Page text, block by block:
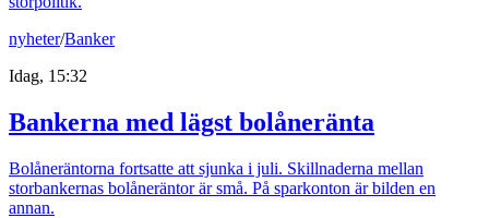
nyheter/Banker
Idag, 15:32
Bankerna med lägst bolåneränta
Bolåneräntorna fortsatte att sjunka i juli. Skillnaderna mellan
storbankernas bolåneräntor är små. På sparkonton är bilden en
annan.